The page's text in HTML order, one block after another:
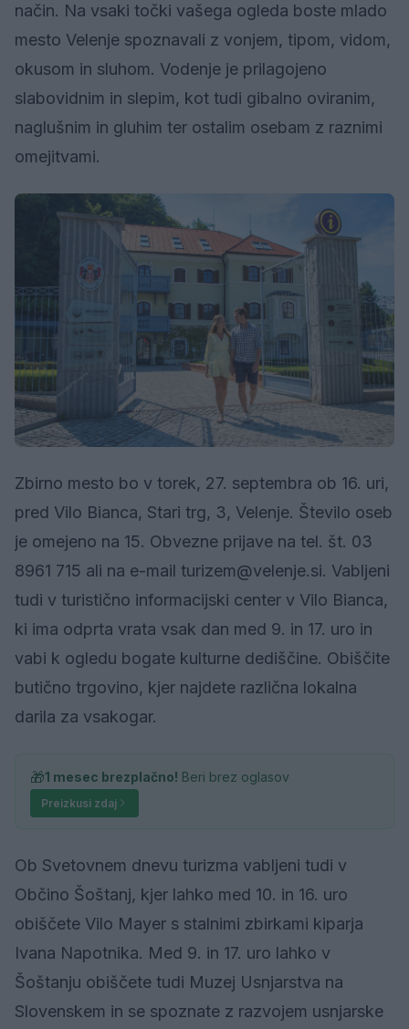
način. Na vsaki točki vašega ogleda boste mlado
mesto Velenje spoznavali z vonjem, tipom, vidom,
okusom in sluhom. Vodenje je prilagojeno
slabovidnim in slepim, kot tudi gibalno oviranim,
naglušnim in gluhim ter ostalim osebam z raznimi
omejitvami.
Zbirno mesto bo v torek, 27. septembra ob 16. uri,
pred Vilo Bianca, Stari trg, 3, Velenje. Število oseb
je omejeno na 15. Obvezne prijave na tel. št. 03
8961 715 ali na e-mail turizem@velenje.si. Vabljeni
tudi v turistično informacijski center v Vilo Bianca,
ki ima odprta vrata vsak dan med 9. in 17. uro in
vabi k ogledu bogate kulturne dediščine. Obiščite
butično trgovino, kjer najdete različna lokalna
darila za vsakogar.
🎁1 mesec brezplačno! Beri brez oglasov
Preizkusi zdaj
Ob Svetovnem dnevu turizma vabljeni tudi v
Občino Šoštanj, kjer lahko med 10. in 16. uro
obiščete Vilo Mayer s stalnimi zbirkami kiparja
Ivana Napotnika. Med 9. in 17. uro lahko v
Šoštanju obiščete tudi Muzej Usnjarstva na
Slovenskem in se spoznate z razvojem usnjarske